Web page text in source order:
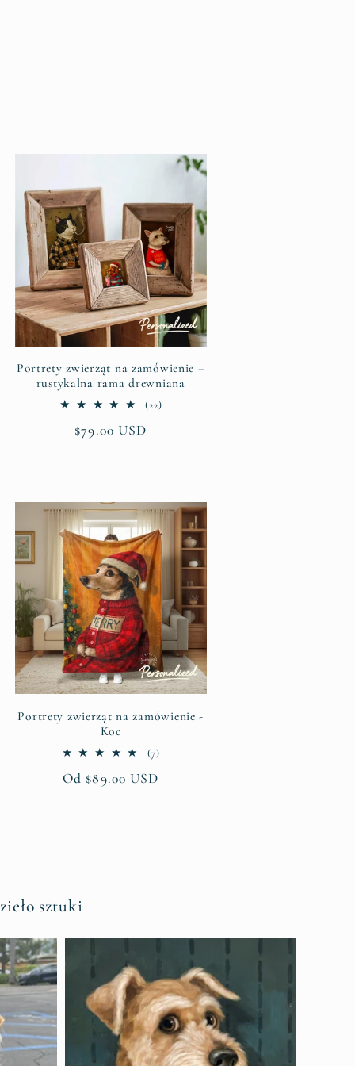
Portrety zwierząt na zamówienie –
rustykalna rama drewniana
(22)22
Cena
$79.00 USD
Portrety zwierząt na zamówienie -
Koc
(7)7
Cena
Od $89.00 USD
sztuki